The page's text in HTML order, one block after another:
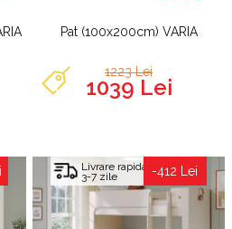
Pat (100x200cm) VARIA
1223 Lei
1039 Lei
Livrare rapida
3-7 zile -412 Lei